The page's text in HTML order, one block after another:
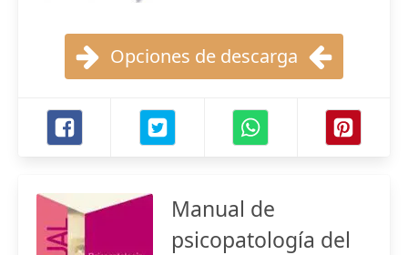
Opciones de descarga
Manual de
psicopatología del